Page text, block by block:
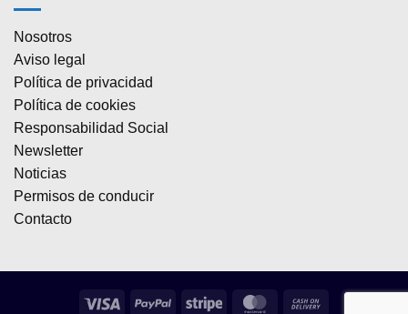
Nosotros
Aviso legal
Política de privacidad
Política de cookies
Responsabilidad Social
Newsletter
Noticias
Permisos de conducir
Contacto
Visa PayPal Stripe MasterCard